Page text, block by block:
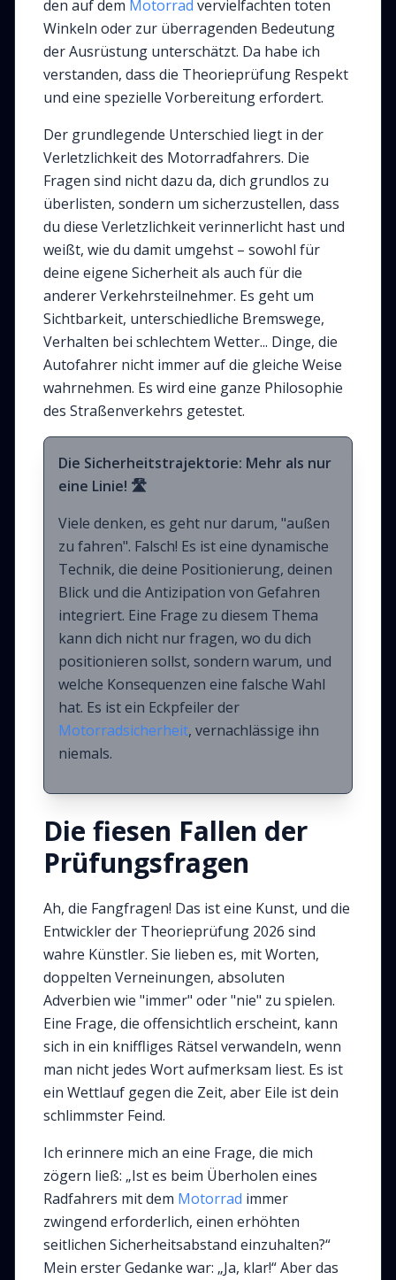
den auf dem Motorrad vervielfachten toten
Winkeln oder zur überragenden Bedeutung
der Ausrüstung unterschätzt. Da habe ich
verstanden, dass die Theorieprüfung Respekt
und eine spezielle Vorbereitung erfordert.
Der grundlegende Unterschied liegt in der
Verletzlichkeit des Motorradfahrers. Die
Fragen sind nicht dazu da, dich grundlos zu
überlisten, sondern um sicherzustellen, dass
du diese Verletzlichkeit verinnerlicht hast und
weißt, wie du damit umgehst – sowohl für
deine eigene Sicherheit als auch für die
anderer Verkehrsteilnehmer. Es geht um
Sichtbarkeit, unterschiedliche Bremswege,
Verhalten bei schlechtem Wetter... Dinge, die
Autofahrer nicht immer auf die gleiche Weise
wahrnehmen. Es wird eine ganze Philosophie
des Straßenverkehrs getestet.
Die Sicherheitstrajektorie: Mehr als nur
eine Linie! 🛣️
Viele denken, es geht nur darum, "außen
zu fahren". Falsch! Es ist eine dynamische
Technik, die deine Positionierung, deinen
Blick und die Antizipation von Gefahren
integriert. Eine Frage zu diesem Thema
kann dich nicht nur fragen, wo du dich
positionieren sollst, sondern warum, und
welche Konsequenzen eine falsche Wahl
hat. Es ist ein Eckpfeiler der
Motorradsicherheit, vernachlässige ihn
niemals.
Die fiesen Fallen der
Prüfungsfragen
Ah, die Fangfragen! Das ist eine Kunst, und die
Entwickler der Theorieprüfung 2026 sind
wahre Künstler. Sie lieben es, mit Worten,
doppelten Verneinungen, absoluten
Adverbien wie "immer" oder "nie" zu spielen.
Eine Frage, die offensichtlich erscheint, kann
sich in ein kniffliges Rätsel verwandeln, wenn
man nicht jedes Wort aufmerksam liest. Es ist
ein Wettlauf gegen die Zeit, aber Eile ist dein
schlimmster Feind.
Ich erinnere mich an eine Frage, die mich
zögern ließ: „Ist es beim Überholen eines
Radfahrers mit dem Motorrad immer
zwingend erforderlich, einen erhöhten
seitlichen Sicherheitsabstand einzuhalten?“
Mein erster Gedanke war: „Ja, klar!“ Aber das